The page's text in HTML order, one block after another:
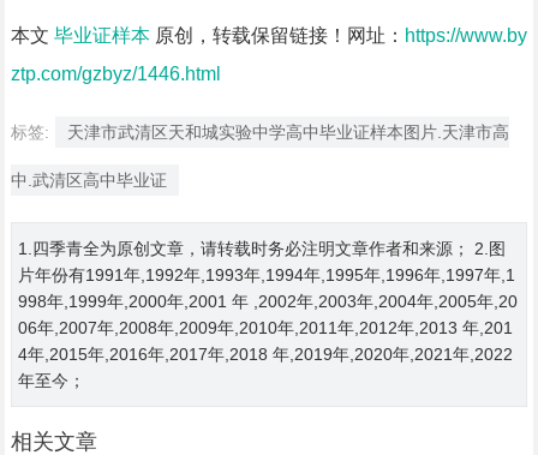
本文 毕业证样本原创，转载保留链接！网址： https://www.by
ztp.com/gzbyz/1446.html
标签: 天津市武清区天和城实验中学高中毕业证样本图片.天津市高
中.武清区高中毕业证
1.四季青全为原创文章，请转载时务必注明文章作者和来源； 2.图
片年份有1991年,1992年,1993年,1994年,1995年,1996年,1997年,1
998年,1999年,2000年,2001 年 ,2002年,2003年,2004年,2005年,20
06年,2007年,2008年,2009年,2010年,2011年,2012年,2013 年,201
4年,2015年,2016年,2017年,2018 年,2019年,2020年,2021年,2022
年至今；
相关文章